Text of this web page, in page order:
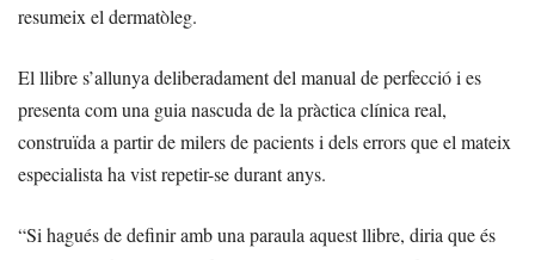
resumeix el dermatòleg.
El llibre s’allunya deliberadament del manual de perfecció i es
presenta com una guia nascuda de la pràctica clínica real,
construïda a partir de milers de pacients i dels errors que el mateix
especialista ha vist repetir-se durant anys.
“Si hagués de definir amb una paraula aquest llibre, diria que és